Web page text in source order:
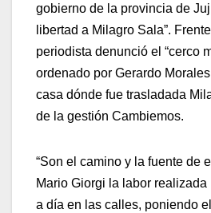
gobierno de la provincia de
libertad a Milagro Sala”.
periodista denunció el “cerco
ordenado por Gerardo
casa dónde fue trasladada
de la gestión Cambiemos.
“Son el camino y la fuente de
Mario Giorgi la labor
a día en las calles, poniendo